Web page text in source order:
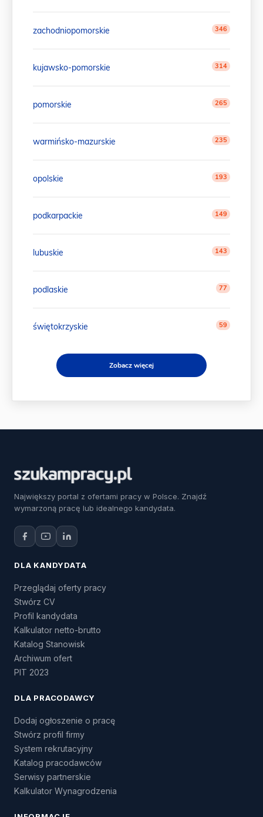
zachodniopomorskie 346
kujawsko-pomorskie 314
pomorskie 265
warmińsko-mazurskie 235
opolskie 193
podkarpackie 149
lubuskie 143
podlaskie 77
świętokrzyskie 59
Zobacz więcej
Największy portal z ofertami pracy w Polsce. Znajdź
wymarzoną pracę lub idealnego kandydata.
DLA KANDYDATA
Przeglądaj oferty pracy
Stwórz CV
Profil kandydata
Kalkulator netto-brutto
Katalog Stanowisk
Archiwum ofert
PIT 2023
DLA PRACODAWCY
Dodaj ogłoszenie o pracę
Stwórz profil firmy
System rekrutacyjny
Katalog pracodawców
Serwisy partnerskie
Kalkulator Wynagrodzenia